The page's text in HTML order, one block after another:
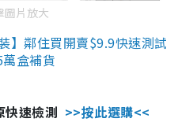
圖片放大
】鄰住買開賣$9.9快速測試
盒補貨
快速檢測 >>按此選購<<